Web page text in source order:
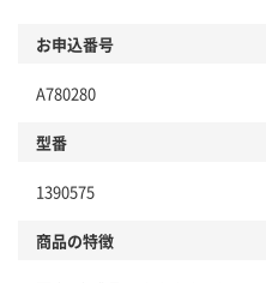
お申込番号
A780280
型番
1390575
商品の特徴